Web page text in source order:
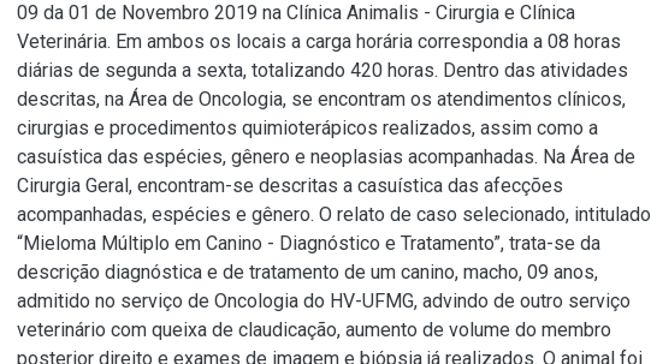
09 da 01 de Novembro 2019 na Clínica Animalis - Cirurgia e Clínica
Veterinária. Em ambos os locais a carga horária correspondia a 08 horas
diárias de segunda a sexta, totalizando 420 horas. Dentro das atividades
descritas, na Área de Oncologia, se encontram os atendimentos clínicos,
cirurgias e procedimentos quimioterápicos realizados, assim como a
casuística das espécies, gênero e neoplasias acompanhadas. Na Área de
Cirurgia Geral, encontram-se descritas a casuística das afecções
acompanhadas, espécies e gênero. O relato de caso selecionado, intitulado
“Mieloma Múltiplo em Canino - Diagnóstico e Tratamento”, trata-se da
descrição diagnóstica e de tratamento de um canino, macho, 09 anos,
admitido no serviço de Oncologia do HV-UFMG, advindo de outro serviço
veterinário com queixa de claudicação, aumento de volume do membro
posterior direito e exames de imagem e biópsia já realizados. O animal foi